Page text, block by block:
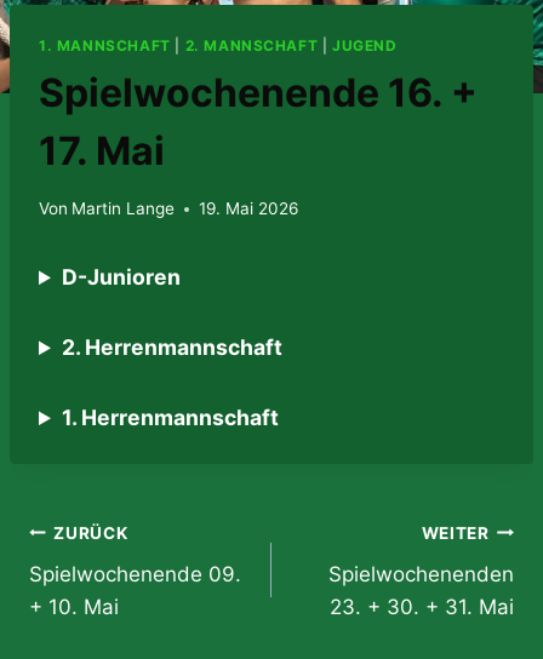
1. MANNSCHAFT 2. MANNSCHAFT |JUGEND
Spielwochenende 16. +
17. Mai
Von Martin Lange 19. Mai 2026
D-Junioren
2. Herrenmannschaft
1. Herrenmannschaft
Beitragsnavigation
ZURÜCK
Spielwochenende 09.
+ 10. Mai
WEITER
Spielwochenenden
23. + 30. + 31. Mai